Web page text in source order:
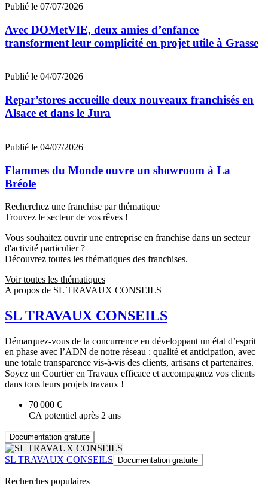
Publié le 07/07/2026
Avec DOMetVIE, deux amies d’enfance
transforment leur complicité en projet utile à Grasse
Publié le 04/07/2026
Repar’stores accueille deux nouveaux franchisés en
Alsace et dans le Jura
Publié le 04/07/2026
Flammes du Monde ouvre un showroom à La
Bréole
Recherchez une franchise par thématique
Trouvez le secteur de vos rêves !
Vous souhaitez ouvrir une entreprise en franchise dans un secteur
d'activité particulier ?
Découvrez toutes les thématiques des franchises.
Voir toutes les thématiques
A propos de SL TRAVAUX CONSEILS
SL TRAVAUX CONSEILS
Démarquez-vous de la concurrence en développant un état d’esprit
en phase avec l’ADN de notre réseau : qualité et anticipation, avec
une totale transparence vis-à-vis des clients, artisans et partenaires.
Soyez un Courtier en Travaux efficace et accompagnez vos clients
dans tous leurs projets travaux !
70 000 €
CA potentiel après 2 ans
Documentation gratuite
SL TRAVAUX CONSEILS Documentation gratuite
Recherches populaires